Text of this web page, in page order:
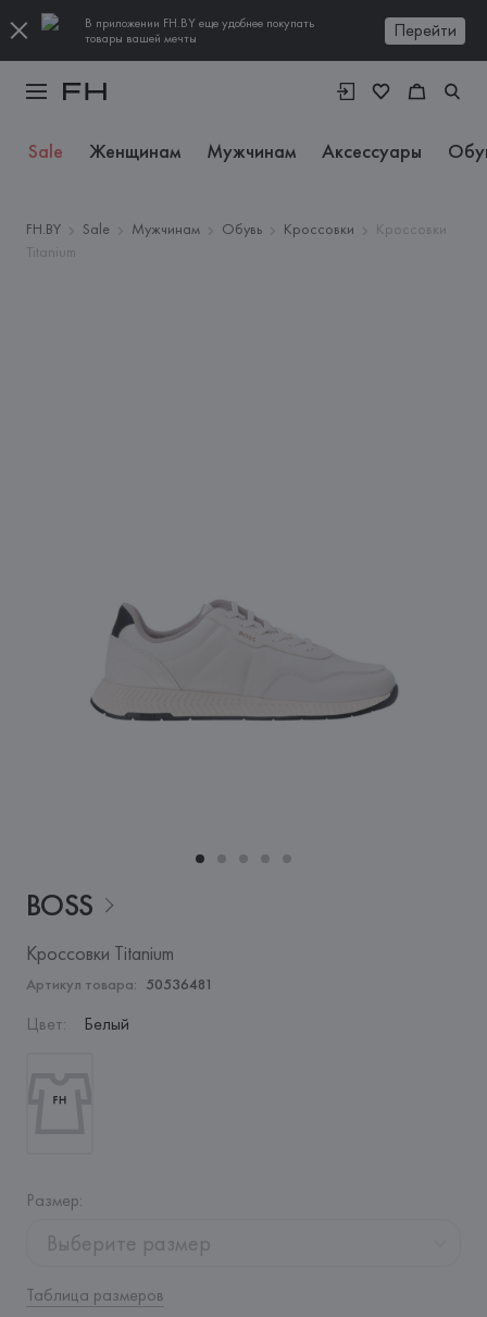
В приложении FH.BY еще удобнее покупать
товары вашей мечты
Перейти
Sale Женщинам Мужчинам Аксессуары
FH.BY Sale Мужчинам Обувь Кроссовки
Кроссовки
Titanium
BOSS
Кроссовки Titanium
Артикул товара: 50536481
Цвет: Белый
Размер:
Выберите размер
Таблица размеров